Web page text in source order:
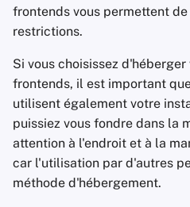
r
e
h
frontends vous permettent
restrictions.
Si vous choisissez
frontends, il est important
utilisent également votre
puissiez vous fondre dans la
attention à l'endroit et à la
car l'utilisation par d'autres
méthode d'hébergement.